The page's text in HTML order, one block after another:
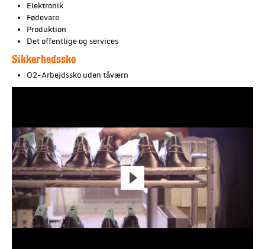
Elektronik
Fødevare
Produktion
Det offentlige og services
Sikkerhedssko
O2-Arbejdssko uden tåværn